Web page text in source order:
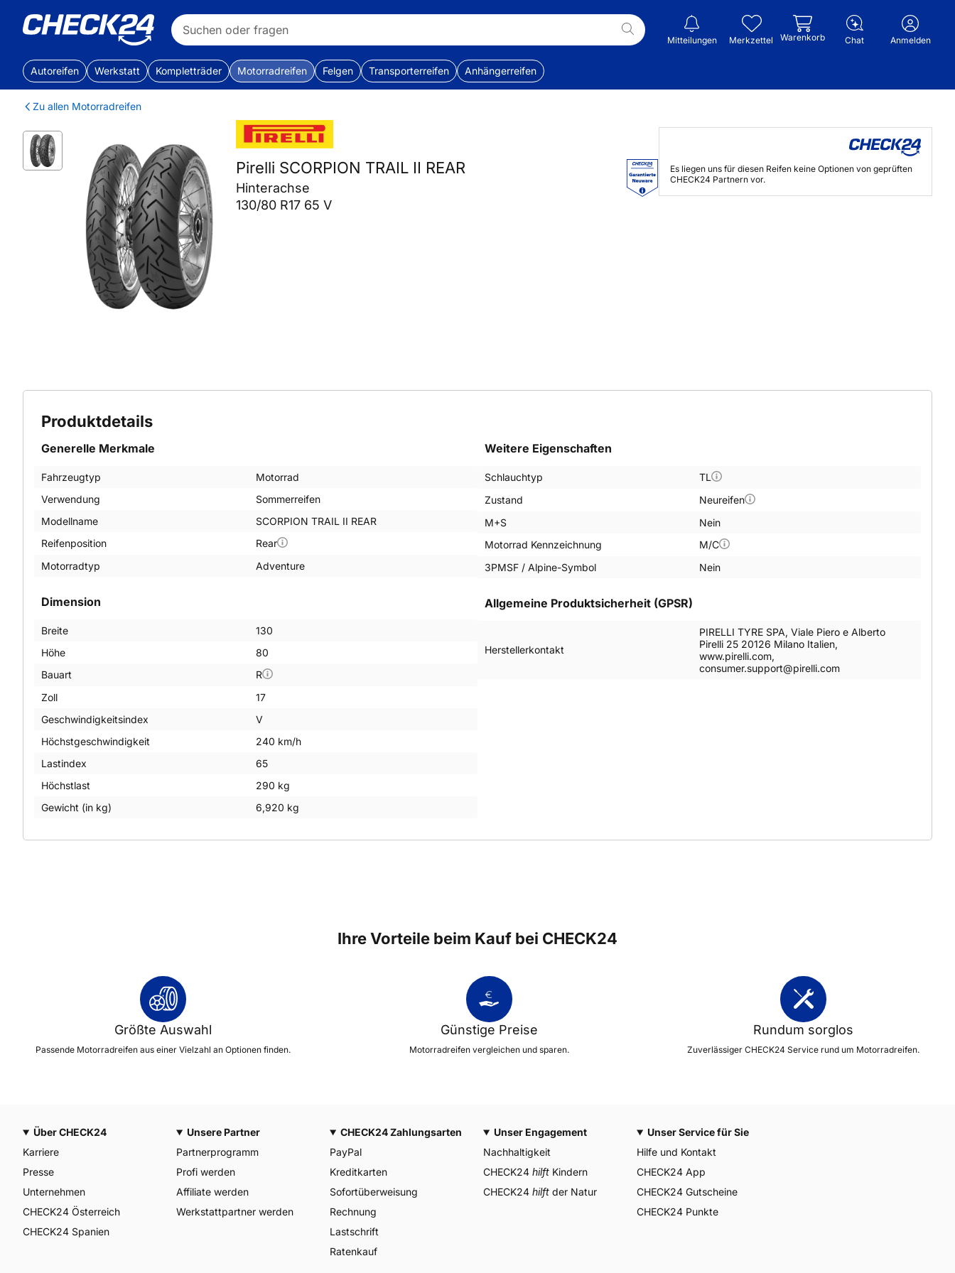
Mitteilungen Merkzettel Warenkorb Chat Anmelden
Autoreifen Werkstatt Kompletträder Motorradreifen Felgen Transporterreifen Anhängerreifen
Zu allen Motorradreifen
Pirelli SCORPION TRAIL II REAR
Hinterachse
130/80 R17 65 V
Es liegen uns für diesen Reifen keine Optionen von geprüften
CHECK24 Partnern vor.
Produktdetails
Dimension
Breite
130
Höhe
80
Bauart
R
Zoll
17
Geschwindigkeitsindex
V
Höchstgeschwindigkeit
240 km/h
Lastindex
65
Höchstlast
290 kg
Gewicht (in kg)
6,920 kg
Generelle Merkmale
Fahrzeugtyp
Motorrad
Verwendung
Sommerreifen
Modellname
SCORPION TRAIL II REAR
Reifenposition
Rear
Motorradtyp
Adventure
Weitere Eigenschaften
Schlauchtyp
TL
Zustand
Neureifen
M+S
Nein
Motorrad Kennzeichnung
M/C
3PMSF / Alpine-Symbol
Nein
Allgemeine Produktsicherheit (GPSR)
Herstellerkontakt
PIRELLI TYRE SPA, Viale Piero e Alberto
Pirelli 25 20126 Milano Italien,
www.pirelli.com,
consumer.support@pirelli.com
Ihre Vorteile beim Kauf bei CHECK24
Größte Auswahl
Passende Motorradreifen aus einer Vielzahl an Optionen finden.
Günstige Preise
Motorradreifen vergleichen und sparen.
Rundum sorglos
Zuverlässiger CHECK24 Service rund um Motorradreifen.
Über CHECK24
Karriere
Presse
Unternehmen
CHECK24 Österreich
CHECK24 Spanien
Unsere Partner
Partnerprogramm
Profi werden
Affiliate werden
Werkstattpartner werden
CHECK24 Zahlungsarten
PayPal
Kreditkarten
Sofortüberweisung
Rechnung
Lastschrift
Ratenkauf
Unser Engagement
Nachhaltigkeit
CHECK24 hilft Kindern
CHECK24 hilft der Natur
Unser Service für Sie
Hilfe und Kontakt
CHECK24 App
CHECK24 Gutscheine
CHECK24 Punkte